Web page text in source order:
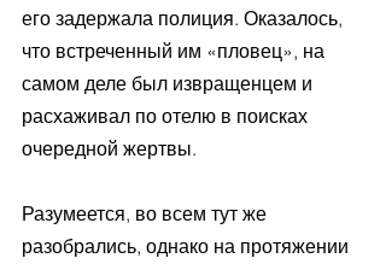
его задержала полиция. Оказалось,
что встреченный им «пловец», на
самом деле был извращенцем и
расхаживал по отелю в поисках
очередной жертвы.
Разумеется, во всем тут же
разобрались, однако на протяжении